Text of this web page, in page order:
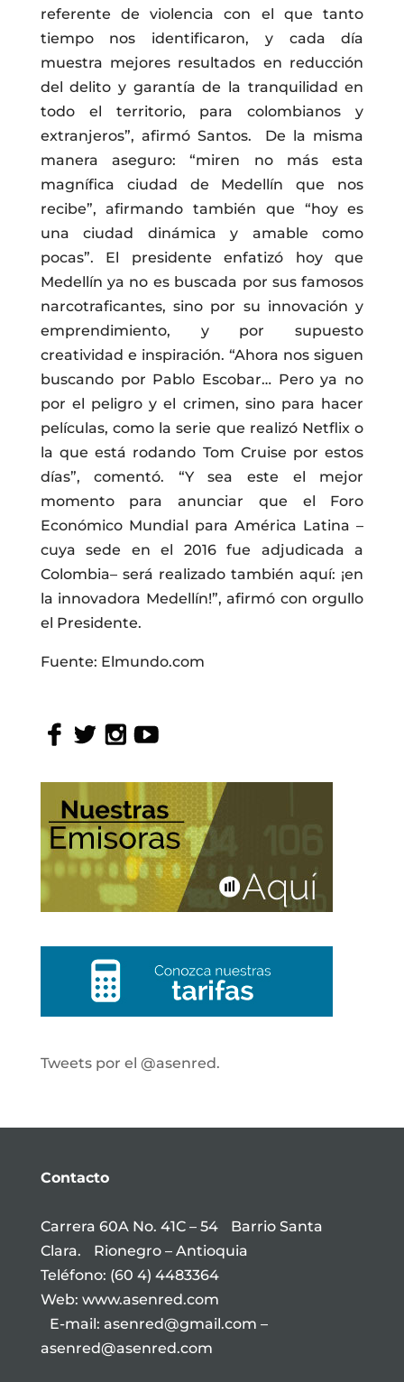
referente de violencia con el que tanto
tiempo nos identificaron, y cada día
muestra mejores resultados en reducción
del delito y garantía de la tranquilidad en
todo el territorio, para colombianos y
extranjeros”, afirmó Santos. De la misma
manera aseguro: “miren no más esta
magnífica ciudad de Medellín que nos
recibe”, afirmando también que “hoy es
una ciudad dinámica y amable como
pocas”. El presidente enfatizó hoy que
Medellín ya no es buscada por sus famosos
narcotraficantes, sino por su innovación y
emprendimiento, y por supuesto
creatividad e inspiración. “Ahora nos siguen
buscando por Pablo Escobar… Pero ya no
por el peligro y el crimen, sino para hacer
películas, como la serie que realizó Netflix o
la que está rodando Tom Cruise por estos
días”, comentó. “Y sea este el mejor
momento para anunciar que el Foro
Económico Mundial para América Latina –
cuya sede en el 2016 fue adjudicada a
Colombia– será realizado también aquí: ¡en
la innovadora Medellín!”, afirmó con orgullo
el Presidente.
Fuente: Elmundo.com
Tweets por el @asenred.
Contacto
Carrera 60A No. 41C – 54 Barrio Santa
Clara. Rionegro – Antioquia
Teléfono: (60 4) 4483364
Web: www.asenred.com
E-mail: asenred@gmail.com –
asenred@asenred.com